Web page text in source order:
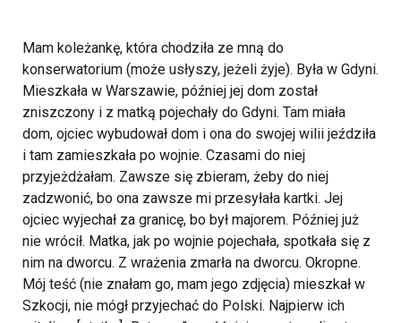
Mam koleżankę, która chodziła ze mną do
konserwatorium (może usłyszy, jeżeli żyje). Była w Gdyni.
Mieszkała w Warszawie, później jej dom został
zniszczony i z matką pojechały do Gdyni. Tam miała
dom, ojciec wybudował dom i ona do swojej wilii jeździła
i tam zamieszkała po wojnie. Czasami do niej
przyjeżdżałam. Zawsze się zbieram, żeby do niej
zadzwonić, bo ona zawsze mi przesyłała kartki. Jej
ojciec wyjechał za granicę, bo był majorem. Później już
nie wrócił. Matka, jak po wojnie pojechała, spotkała się z
nim na dworcu. Z wrażenia zmarła na dworcu. Okropne.
Mój teść (nie znałam go, mam jego zdjęcia) mieszkał w
Szkocji, nie mógł przyjechać do Polski. Najpierw ich